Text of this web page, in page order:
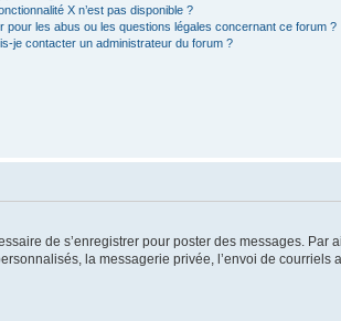
X n’est pas disponible ?
pour les abus ou les questions légales concernant ce forum ?
je contacter un administrateur du forum ?
de s’enregistrer pour poster des messages. Par
la messagerie privée, l’envoi de courriels